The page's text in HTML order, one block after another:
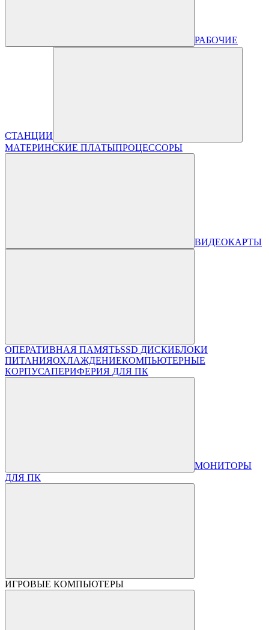
РАБОЧИЕ
СТАНЦИИ
МАТЕРИНСКИЕ ПЛАТЫПРОЦЕССОРЫ
ВИДЕОКАРТЫ
ОПЕРАТИВНАЯ ПАМЯТЬSSD ДИСКИБЛОКИ
ПИТАНИЯОХЛАЖДЕНИЕКОМПЬЮТЕРНЫЕ
КОРПУСАПЕРИФЕРИЯ ДЛЯ ПК
МОНИТОРЫ
ДЛЯ ПК
ИГРОВЫЕ КОМПЬЮТЕРЫ